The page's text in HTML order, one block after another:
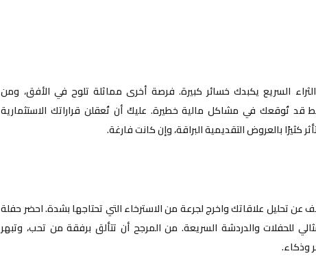
السريع يكبدك خسائر كبيرة. فرصة أخرى مماثلة تلوح في الأفق، ومن
قد تُوقعك في مشاكل مالية خطيرة. عليكَ أن تُعقلن قراراتك الاستثمارية
كثيرًا بالعروض التقديمية البراقة، وإن كانت فارغة.
عن تحليل علاقاتك واخرج لجرعة من الاسترخاء التي تحتاجها بشدة. احضر حفلة
للحفلات والدردشة السريعة. من المرجح أن تتألق برفقة من تحب، وتبهر
وذكاء.